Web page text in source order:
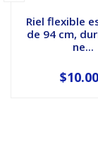
Riel flexible
de 94 cm,
ne...